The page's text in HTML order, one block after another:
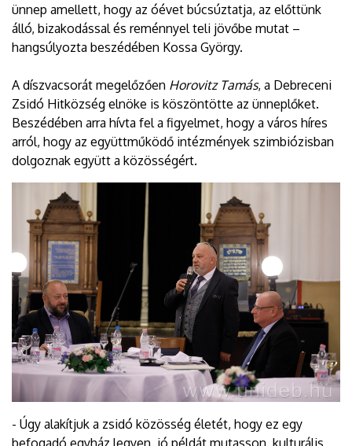
ünnep amellett, hogy az óévet búcsúztatja, az előttünk
álló, bizakodással és reménnyel teli jövőbe mutat –
hangsúlyozta beszédében Kossa György.
A díszvacsorát megelőzően Horovitz Tamás, a Debreceni
Zsidó Hitközség elnöke is köszöntötte az ünneplőket.
Beszédében arra hívta fel a figyelmet, hogy a város híres
arról, hogy az együttműködő intézmények szimbiózisban
dolgoznak együtt a közösségért.
- Úgy alakítjuk a zsidó közösség életét, hogy ez egy
befogadó egyház legyen, jó példát mutasson, kulturális